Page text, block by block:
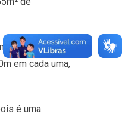
na Rua
em cada uma,
é uma